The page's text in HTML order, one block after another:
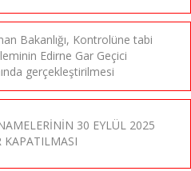
Bakanlığı, Kontrolüne tabi
Edirne Gar Geçici
gerçekleştirilmesi
30 EYLÜL 2025
KAPATILMASI